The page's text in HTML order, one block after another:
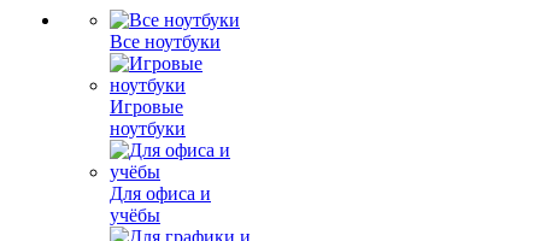
Все ноутбуки
Игровые
ноутбуки
Для офиса и
учёбы